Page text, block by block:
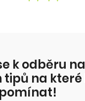
k odběru
tipů na které